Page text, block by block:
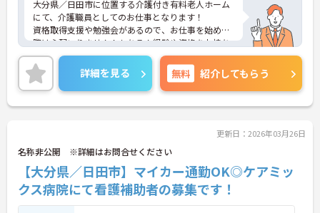
大分県／日田市に位置する介護付き有料老人ホーム
にて、介護職員としてのお仕事となります！
資格取得支援や勉強会があるので、お仕事を始める
際は心配いりません！もちろん経験や資格をお持ち
の方も大歓迎です！資格手当等もございます♪資格
や経験のない方でも応募できる求人となっておりま
す！
ご興味ある方は面接ポイントをお伝えしますので、
お気軽にお問い合わせください♪
詳細を見る 無料 紹介してもらう
更新日：2026年03月26日
名称非公開 ※詳細はお問合せください
【大分県／日田市】マイカー通勤OK◎ケアミッ
クス病院にて看護補助者の募集です！